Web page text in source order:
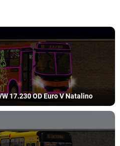
17.230 OD Euro V Natalino